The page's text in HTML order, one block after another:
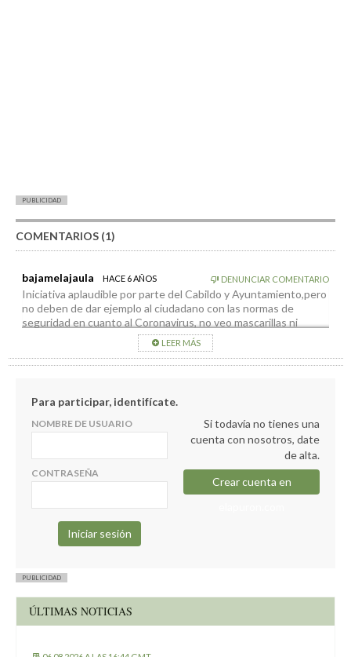
PUBLICIDAD
COMENTARIOS (1)
bajamelajaula HACE 6 AÑOS DENUNCIAR COMENTARIO
Iniciativa aplaudible por parte del Cabildo y Ayuntamiento,pero
no deben de dar ejemplo al ciudadano con las normas de
seguridad en cuanto al Coronavirus, no veo mascarillas ni
distancia de seguridad ahi lo dejo.
LEER MÁS
Para participar, identifícate.
NOMBRE DE USUARIO
CONTRASEÑA
Si todavía no tienes una
cuenta con nosotros, date
de alta.
Crear cuenta en
PUBLICIDAD
ÚLTIMAS NOTICIAS